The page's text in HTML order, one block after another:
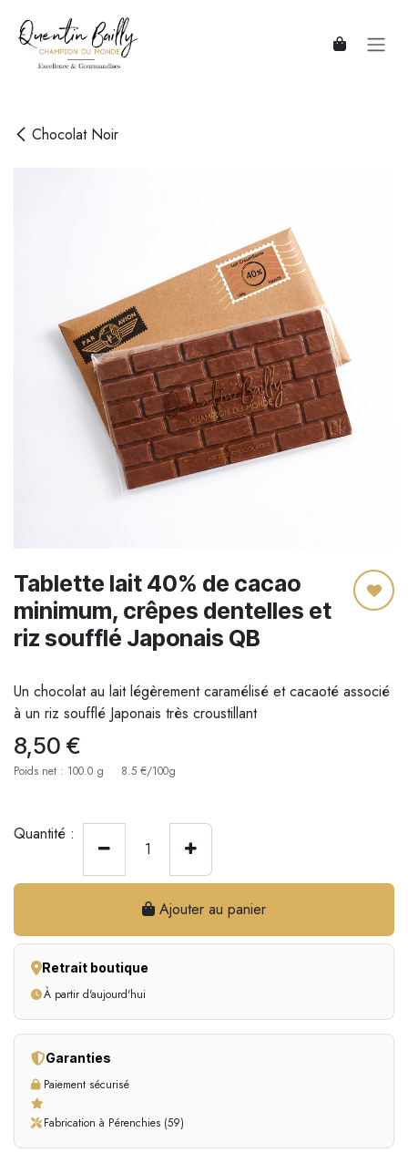
Chocolat Noir
Tablette lait 40% de cacao
minimum, crêpes dentelles et
riz soufflé Japonais QB
Un chocolat au lait légèrement caramélisé et cacaoté associé
à un riz soufflé Japonais très croustillant
8,50 €
Poids net : 100.0 g 8.5 €/100g
Quantité :
Ajouter au panier
Retrait boutique
À partir d'aujourd'hui
Garanties
Paiement sécurisé
Fabrication à Pérenchies (59)